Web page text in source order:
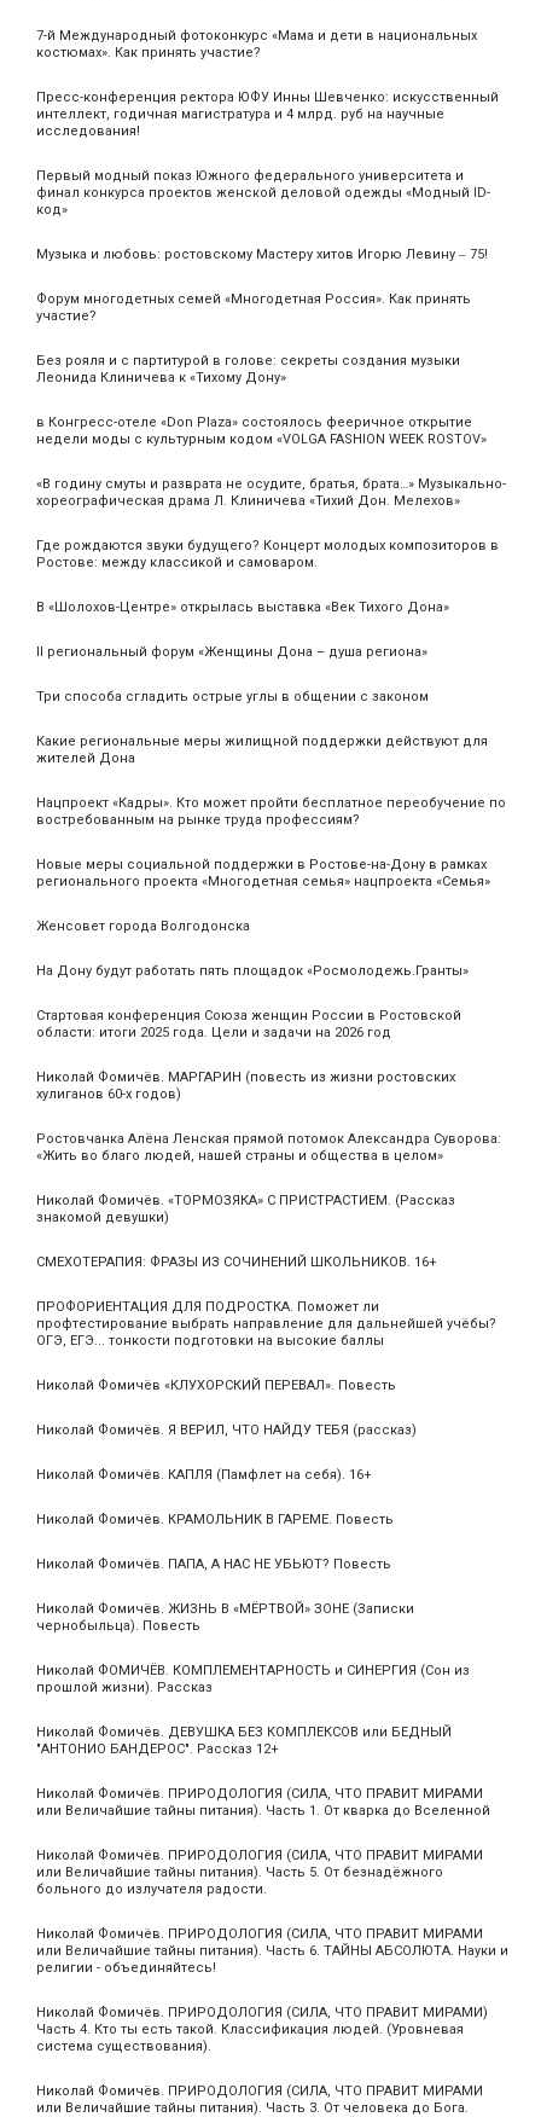
7-й Международный фотоконкурс «Мама и дети в национальных
костюмах». Как принять участие?
Пресс-конференция ректора ЮФУ Инны Шевченко: искусственный
интеллект, годичная магистратура и 4 млрд. руб на научные
исследования!
Первый модный показ Южного федерального университета и
финал конкурса проектов женской деловой одежды «Модный ID-
код»
Музыка и любовь: ростовскому Мастеру хитов Игорю Левину ‒ 75!
Форум многодетных семей «Многодетная Россия». Как принять
участие?
Без рояля и с партитурой в голове: секреты создания музыки
Леонида Клиничева к «Тихому Дону»
в Конгресс-отеле «Don Plaza» состоялось фееричное открытие
недели моды с культурным кодом «VOLGA FASHION WEEK ROSTOV»
«В годину смуты и разврата не осудите, братья, брата…» Музыкально-
хореографическая драма Л. Клиничева «Тихий Дон. Мелехов»
Где рождаются звуки будущего? Концерт молодых композиторов в
Ростове: между классикой и самоваром.
В «Шолохов-Центре» открылась выставка «Век Тихого Дона»
II региональный форум «Женщины Дона – душа региона»
Три способа сгладить острые углы в общении с законом
Какие региональные меры жилищной поддержки действуют для
жителей Дона
Нацпроект «Кадры». Кто может пройти бесплатное переобучение по
востребованным на рынке труда профессиям?
Новые меры социальной поддержки в Ростове-на-Дону в рамках
регионального проекта «Многодетная семья» нацпроекта «Семья»
Женсовет города Волгодонска
На Дону будут работать пять площадок «Росмолодежь.Гранты»
Стартовая конференция Союза женщин России в Ростовской
области: итоги 2025 года. Цели и задачи на 2026 год
Николай Фомичёв. МАРГАРИН (повесть из жизни ростовских
хулиганов 60-х годов)
Ростовчанка Алёна Ленская прямой потомок Александра Суворова:
«Жить во благо людей, нашей страны и общества в целом»
Николай Фомичёв. «ТОРМОЗЯКА» С ПРИСТРАСТИЕМ. (Рассказ
знакомой девушки)
СМЕХОТЕРАПИЯ: ФРАЗЫ ИЗ СОЧИНЕНИЙ ШКОЛЬНИКОВ. 16+
ПРОФОРИЕНТАЦИЯ ДЛЯ ПОДРОСТКА. Поможет ли
профтестирование выбрать направление для дальнейшей учёбы?
ОГЭ, ЕГЭ... тонкости подготовки на высокие баллы
Николай Фомичёв «КЛУХОРСКИЙ ПЕРЕВАЛ». Повесть
Николай Фомичёв. Я ВЕРИЛ, ЧТО НАЙДУ ТЕБЯ (рассказ)
Николай Фомичёв. КАПЛЯ (Памфлет на себя). 16+
Николай Фомичёв. КРАМОЛЬНИК В ГАРЕМЕ. Повесть
Николай Фомичёв. ПАПА, А НАС НЕ УБЬЮТ? Повесть
Николай Фомичёв. ЖИЗНЬ В «МЁРТВОЙ» ЗОНЕ (Записки
чернобыльца). Повесть
Николай ФОМИЧЁВ. КОМПЛЕМЕНТАРНОСТЬ и СИНЕРГИЯ (Сон из
прошлой жизни). Рассказ
Николай Фомичёв. ДЕВУШКА БЕЗ КОМПЛЕКСОВ или БЕДНЫЙ
"АНТОНИО БАНДЕРОС". Рассказ 12+
Николай Фомичёв. ПРИРОДОЛОГИЯ (СИЛА, ЧТО ПРАВИТ МИРАМИ
или Величайшие тайны питания). Часть 1. От кварка до Вселенной
Николай Фомичёв. ПРИРОДОЛОГИЯ (СИЛА, ЧТО ПРАВИТ МИРАМИ
или Величайшие тайны питания). Часть 5. От безнадёжного
больного до излучателя радости.
Николай Фомичёв. ПРИРОДОЛОГИЯ (СИЛА, ЧТО ПРАВИТ МИРАМИ
или Величайшие тайны питания). Часть 6. ТАЙНЫ АБСОЛЮТА. Науки и
религии - объединяйтесь!
Николай Фомичёв. ПРИРОДОЛОГИЯ (СИЛА, ЧТО ПРАВИТ МИРАМИ)
Часть 4. Кто ты есть такой. Классификация людей. (Уровневая
система существования).
Николай Фомичёв. ПРИРОДОЛОГИЯ (СИЛА, ЧТО ПРАВИТ МИРАМИ
или Величайшие тайны питания). Часть 3. От человека до Бога.